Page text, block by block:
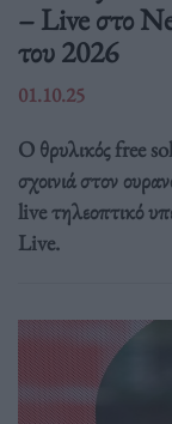
– Live στο
του 2026
01.10.25
Ο θρυλικός free
σχοινιά στον
live τηλεοπτικό
Live.